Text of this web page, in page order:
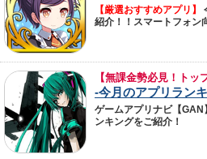
【厳選おすすめアプリ】
紹介！！スマートフォン
【無課金勢必見！トッ
-今月のアプリラン
ゲームアプリナビ【
ンキングをご紹介！